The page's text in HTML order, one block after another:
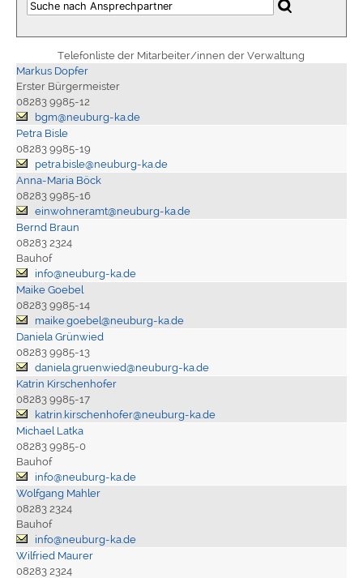
Telefonliste der Mitarbeiter/innen der Verwaltung
Markus Dopfer
Erster Bürgermeister
08283 9985-12
bgm@neuburg-ka.de
Petra Bisle
08283 9985-19
petra.bisle@neuburg-ka.de
Anna-Maria Böck
08283 9985-16
einwohneramt@neuburg-ka.de
Bernd Braun
08283 2324
Bauhof
info@neuburg-ka.de
Maike Goebel
08283 9985-14
maike.goebel@neuburg-ka.de
Daniela Grünwied
08283 9985-13
daniela.gruenwied@neuburg-ka.de
Katrin Kirschenhofer
08283 9985-17
katrin.kirschenhofer@neuburg-ka.de
Michael Latka
08283 9985-0
Bauhof
info@neuburg-ka.de
Wolfgang Mahler
08283 2324
Bauhof
info@neuburg-ka.de
Wilfried Maurer
08283 2324